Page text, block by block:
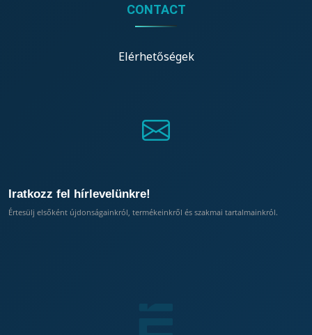
CONTACT
Elérhetőségek
Iratkozz fel hírlevelünkre!
Értesülj elsőként újdonságainkról, termékeinkről és szakmai tartalmainkról.